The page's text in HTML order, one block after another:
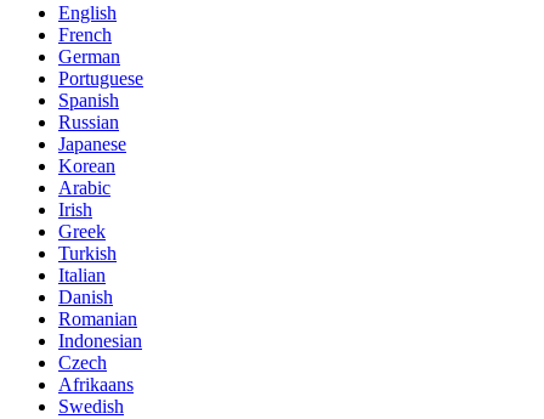
English
French
German
Portuguese
Spanish
Russian
Japanese
Korean
Arabic
Irish
Greek
Turkish
Italian
Danish
Romanian
Indonesian
Czech
Afrikaans
Swedish